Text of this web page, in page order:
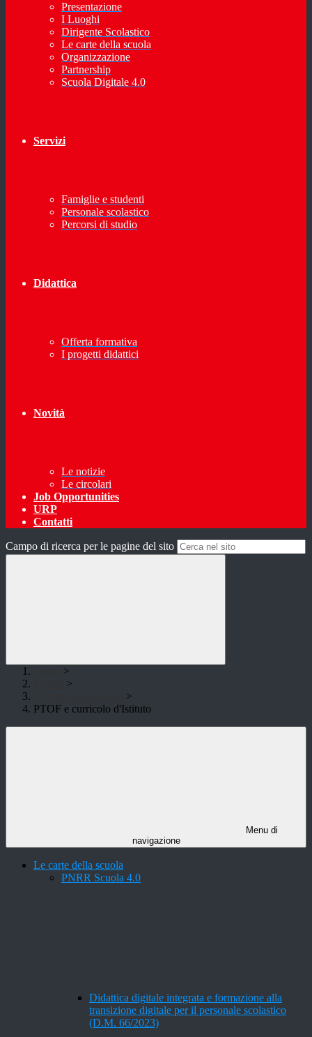
Presentazione
I Luoghi
Dirigente Scolastico
Le carte della scuola
Organizzazione
Partnership
Scuola Digitale 4.0
Servizi
Famiglie e studenti
Personale scolastico
Percorsi di studio
Didattica
Offerta formativa
I progetti didattici
Novità
Le notizie
Le circolari
Job Opportunities
URP
Contatti
Campo di ricerca per le pagine del sito
>
>
>
PTOF e curricolo d'Istituto
Menu di
navigazione
Le carte della scuola
PNRR Scuola 4.0
Didattica digitale integrata e formazione alla
transizione digitale per il personale scolastico
(D.M. 66/2023)